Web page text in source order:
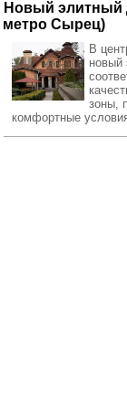
Новый элитный
метро Сырец)
В
зоны,
комфортные